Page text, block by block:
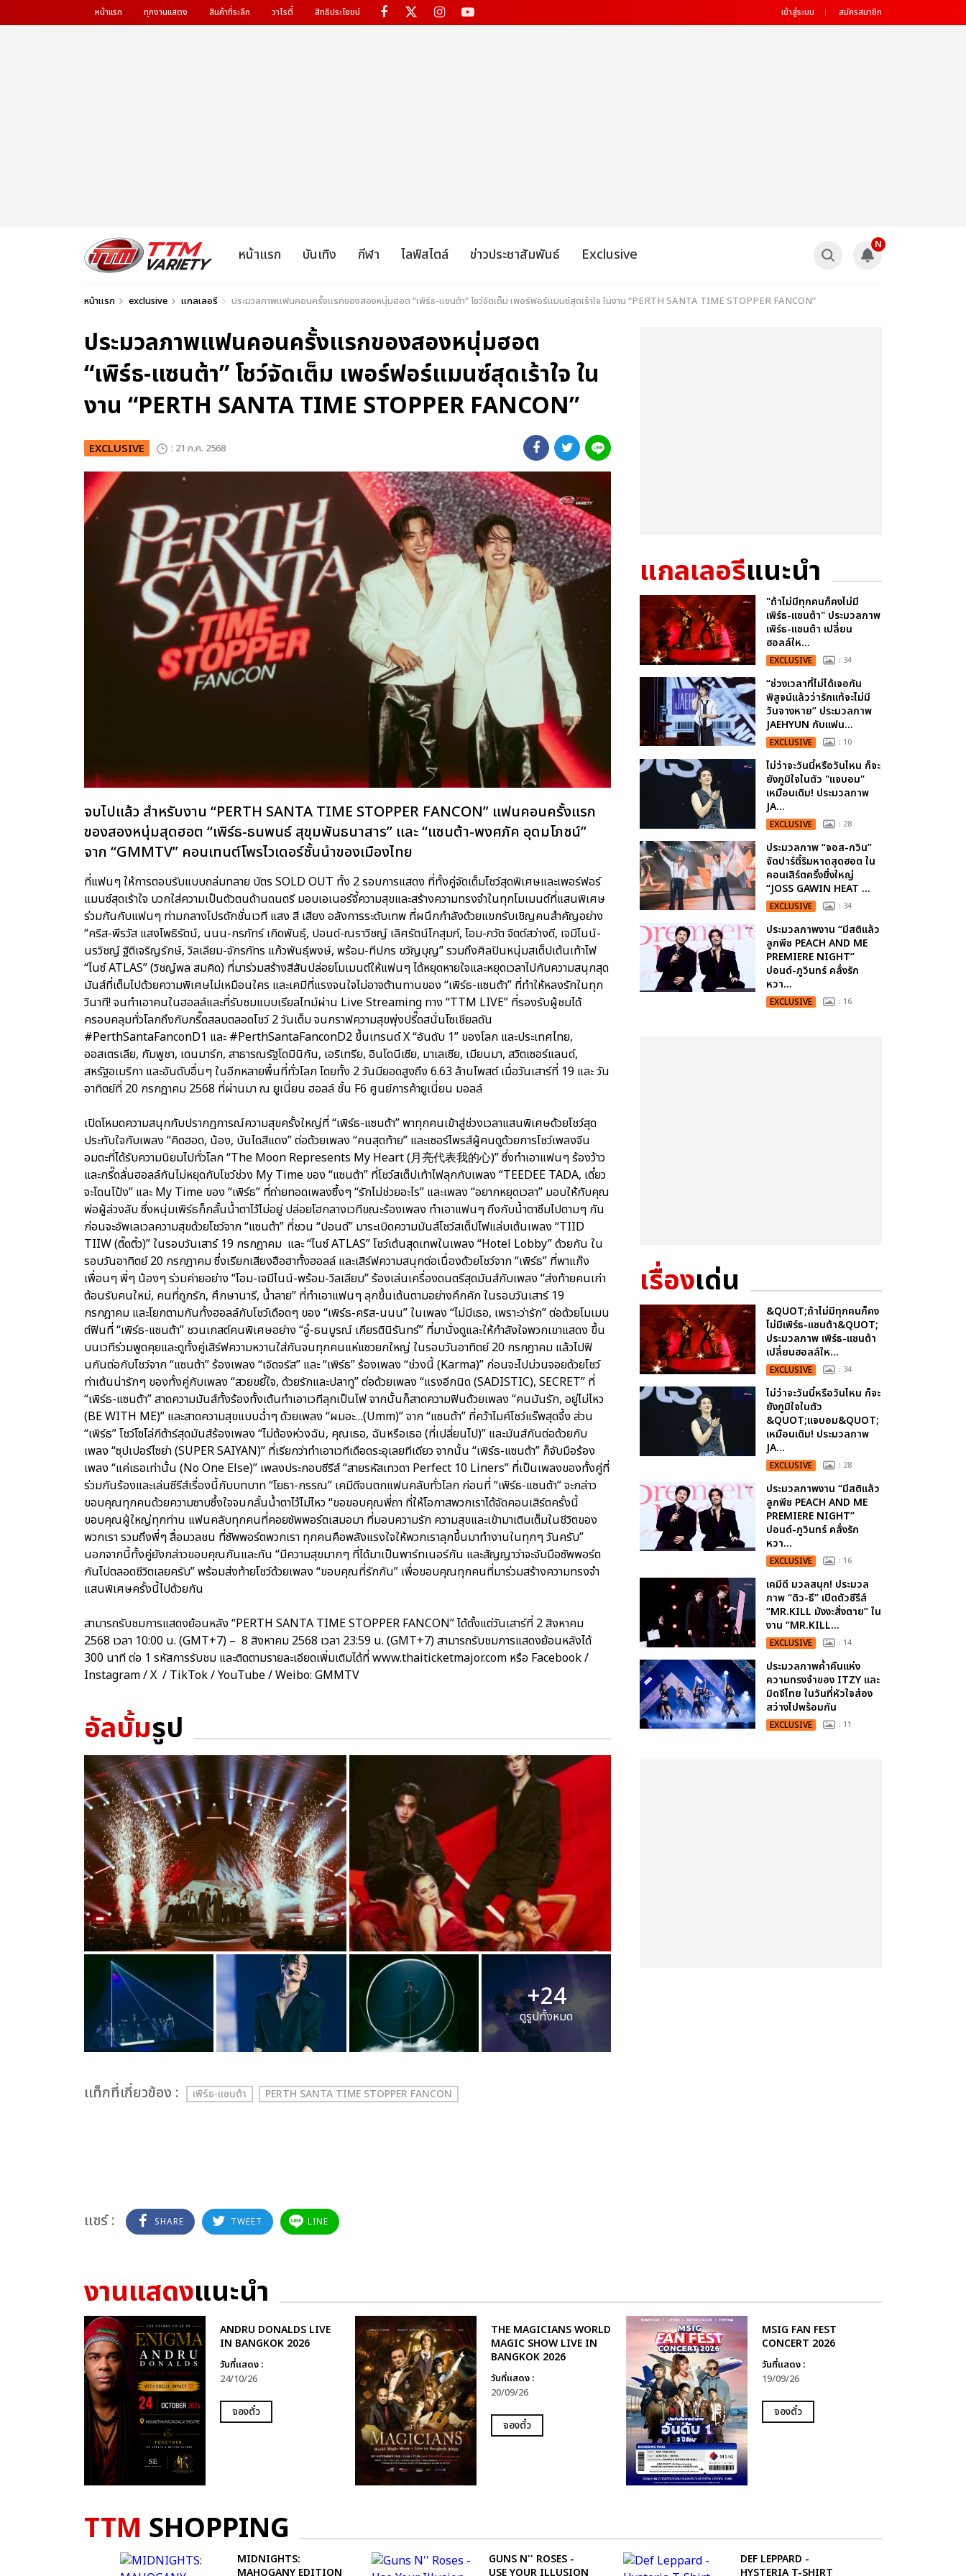
หน้าแรก ทุกงานแสดง สินค้าที่ระลึก วาไรตี้ สิทธิประโยชน์ เข้าสู่ระบบ สมัครสมาชิก
หน้าแรก บันเทิง กีฬา ไลฟ์สไตล์ ข่าวประชาสัมพันธ์ Exclusive
N
หน้าแรก exclusive แกลเลอรี ประมวลภาพแฟนคอนครั้งแรกของสองหนุ่มฮอต “เพิร์ธ-แซนต้า” โชว์จัดเต็ม เพอร์ฟอร์แมนซ์สุดเร้าใจ ในงาน “PERTH SANTA TIME STOPPER FANCON”
ประมวลภาพแฟนคอนครั้งแรกของสองหนุ่มฮอต
“เพิร์ธ-แซนต้า” โชว์จัดเต็ม เพอร์ฟอร์แมนซ์สุดเร้าใจ ใน
งาน “PERTH SANTA TIME STOPPER FANCON”
EXCLUSIVE : 21 ก.ค. 2568
จบไปแล้ว สำหรับงาน “PERTH SANTA TIME STOPPER FANCON” แฟนคอนครั้งแรก
ของสองหนุ่มสุดฮอต “เพิร์ธ-ธนพนธ์ สุขุมพันธนาสาร” และ “แซนต้า-พงศภัค อุดมโภชน์”
จาก “GMMTV” คอนเทนต์โพรไวเดอร์ชั้นนำของเมืองไทย
ที่แฟนๆ ให้การตอบรับแบบถล่มทลาย บัตร SOLD OUT ทั้ง 2 รอบการแสดง ที่ทั้งคู่จัดเต็มโชว์สุดพิเศษและเพอร์ฟอร์
แมนซ์สุดเร้าใจ บวกใส่ความเป็นตัวตนด้านดนตรี มอบเอเนอร์จี้ความสุขและสร้างความทรงจำในทุกโมเมนต์ที่แสนพิเศษ
ร่วมกันกับแฟนๆ ท่ามกลางโปรดักชั่นเวที แสง สี เสียง อลังการระดับเทพ ที่ผนึกกำลังด้วยแขกรับเชิญคนสำคัญอย่าง
“คริส-พีรวัส แสงโพธิรัตน์, นนน-กรภัทร์ เกิดพันธุ์, ปอนด์-ณราวิชญ์ เลิศรัตน์โกสุมภ์, โอม-ภวัต จิตต์สว่างดี, เจมีไนน์-
นรวิชญ์ ฐิติเจริญรักษ์, วิลเลียม-จักรภัทร แก้วพันธุ์พงษ์, พร้อม-ทีปกร ขวัญบุญ” รวมถึงศิลปินหนุ่มสเต็ปเต้นเท้าไฟ
“ไนซ์ ATLAS” (วิชญ์พล สมคิด) ที่มาร่วมสร้างสีสันปล่อยโมเมนต์ให้แฟนๆ ได้หยุดหายใจและหยุดเวลาไปกับความสนุกสุด
มันส์ที่เต็มไปด้วยความพิเศษไม่เหมือนใคร และเคมีที่แรงจนใจไม่อาจต้านทานของ “เพิร์ธ-แซนต้า” ที่ทำให้หลงรักในทุก
วินาที! จนทำเอาคนในฮอลล์และที่รับชมแบบเรียลไทม์ผ่าน Live Streaming ทาง “TTM LIVE” ที่รองรับผู้ชมได้
ครอบคลุมทั่วโลกถึงกับกรี๊ดสลบตลอดโชว์ 2 วันเต็ม จนกราฟความสุขพุ่งปรี๊ดสนั่นโซเชียลดัน
#PerthSantaFanconD1 และ #PerthSantaFanconD2 ขึ้นเทรนด์ X “อันดับ 1” ของโลก และประเทศไทย,
ออสเตรเลีย, กัมพูชา, เดนมาร์ก, สาธารณรัฐโดมินิกัน, เอริเทรีย, อินโดนีเซีย, มาเลเซีย, เมียนมา, สวิตเซอร์แลนด์,
สหรัฐอเมริกา และอันดับอื่นๆ ในอีกหลายพื้นที่ทั่วโลก โดยทั้ง 2 วันมียอดสูงถึง 6.63 ล้านโพสต์ เมื่อวันเสาร์ที่ 19 และ วัน
อาทิตย์ที่ 20 กรกฎาคม 2568 ที่ผ่านมา ณ ยูเนี่ยน ฮอลล์ ชั้น F6 ศูนย์การค้ายูเนี่ยน มอลล์
เปิดโหมดความสนุกกับปรากฏการณ์ความสุขครั้งใหญ่ที่ “เพิร์ธ-แซนต้า” พาทุกคนเข้าสู่ช่วงเวลาแสนพิเศษด้วยโชว์สุด
ประทับใจกับเพลง “คิดฮอด, น้อง, บันไดสีแดง” ต่อด้วยเพลง “คนสุดท้าย” และเซอร์ไพรส์ผู้คนดูด้วยการโชว์เพลงจีน
อมตะที่ได้รับความนิยมไปทั่วโลก “The Moon Represents My Heart (月亮代表我的心)” ซึ่งทำเอาแฟนๆ ร้องว้าว
และกรี๊ดลั่นฮอลล์กันไม่หยุดกับโชว์ช่วง My Time ของ “แซนต้า” ที่โชว์สเต็ปเท้าไฟลุกกับเพลง “TEEDEE TADA, เดี๋ยว
จะโดนโป้ง” และ My Time ของ “เพิร์ธ” ที่ถ่ายทอดเพลงซึ้งๆ “รักไม่ช่วยอะไร” และเพลง “อยากหยุดเวลา” มอบให้กับคุณ
พ่อผู้ล่วงลับ ซึ่งหนุ่มเพิร์ธก็กลั้นน้ำตาไว้ไม่อยู่ ปล่อยโฮกลางเวทีขณะร้องเพลง ทำเอาแฟนๆ ถึงกับน้ำตาซึมไปตามๆ กัน
ก่อนจะอัพเลเวลความสุขด้วยโชว์จาก “แซนต้า” ที่ชวน “ปอนด์” มาระเบิดความมันส์โชว์สเต็ปไฟแล่บเต้นเพลง “TIID
TIIW (ติ๊ดติ้ว)” ในรอบวันเสาร์ 19 กรกฎาคม และ “ไนซ์ ATLAS” โชว์เต้นสุดเทพในเพลง “Hotel Lobby” ด้วยกัน ใน
รอบวันอาทิตย์ 20 กรกฎาคม ซึ่งเรียกเสียงฮือฮาทั้งฮอลล์ และเสิร์ฟความสนุกต่อเนื่องด้วยโชว์จาก “เพิร์ธ” ที่พาแก๊ง
เพื่อนๆ พี่ๆ น้องๆ ร่วมค่ายอย่าง “โอม-เจมีไนน์-พร้อม-วิลเลียม” ร้องเล่นเครื่องดนตรีสุดมันส์กับเพลง “ส่งท้ายคนเก่า
ต้อนรับคนใหม่, คนที่ถูกรัก, ศึกษานารี, น้ำลาย” ที่ทำเอาแฟนๆ ลุกขึ้นเต้นตามอย่างคึกคัก ในรอบวันเสาร์ 19
กรกฎาคม และโยกตามกันทั้งฮอลล์กับโชว์เดือดๆ ของ “เพิร์ธ-คริส-นนน” ในเพลง “ไม่มีเธอ, เพราะว่ารัก” ต่อด้วยโมเมน
ต์ฟินที่ “เพิร์ธ-แซนต้า” ชวนเกสต์คนพิเศษอย่าง “อู๋-ธนบูรณ์ เกียรตินิรันทร์” ที่มานั่งดูและให้กำลังใจพวกเขาแสดง ขึ้น
บนเวทีร่วมพูดคุยและดูทั้งคู่เสิร์ฟความหวานใส่กันจนทุกคนแห่แซวยกใหญ่ ในรอบวันอาทิตย์ 20 กรกฎาคม แล้วไปฟิ
นกันต่อกับโชว์จาก “แซนต้า” ร้องเพลง “เจิดจรัส” และ “เพิร์ธ” ร้องเพลง “ช่วงนี้ (Karma)” ก่อนจะไปม่วนจอยด้วยโชว์
ท่าเต้นน่ารักๆ ของทั้งคู่กับเพลง “สวยขยี้ใจ, ด้วยรักและปลาทู” ต่อด้วยเพลง “แรงอีกนิด (SADISTIC), SECRET” ที่
“เพิร์ธ-แซนต้า” สาดความมันส์ทั้งร้องทั้งเต้นทำเอาเวทีลุกเป็นไฟ จากนั้นก็สาดความฟินด้วยเพลง “คนมันรัก, อยู่ไม่ไหว
(BE WITH ME)” และสาดความสุขแบบฉ่ำๆ ด้วยเพลง “ผมอะ…(Umm)” จาก “แซนต้า” ที่คว้าไมค์โชว์แร๊พสุดจึ้ง ส่วน
“เพิร์ธ” โชว์โซโล่กีต้าร์สุดมันส์ร้องเพลง “ไม่ต้องห่วงฉัน, คุณเธอ, ฉันหรือเธอ (ที่เปลี่ยนไป)” และมันส์กันต่อด้วยกับ
เพลง “ซุปเปอร์ไซย่า (SUPER SAIYAN)” ที่เรียกว่าทำเอาเวทีเดือดระอุเลยทีเดียว จากนั้น “เพิร์ธ-แซนต้า” ก็จับมือร้อง
เพลง “แค่เธอเท่านั้น (No One Else)” เพลงประกอบซีรีส์ “สายรหัสเทวดา Perfect 10 Liners” ที่เป็นเพลงของทั้งคู่ที่
ร่วมกันร้องและเล่นซีรีส์เรื่องนี้กับบทบาท “โยธา-กรรณ” เคมีดีจนตกแฟนคลับทั่วโลก ก่อนที่ “เพิร์ธ-แซนต้า” จะกล่าว
ขอบคุณทุกคนด้วยความซาบซึ้งใจจนกลั้นน้ำตาไว้ไม่ไหว “ขอขอบคุณพี่ถา ที่ให้โอกาสพวกเราได้จัดคอนเสิร์ตครั้งนี้
ขอบคุณผู้ใหญ่ทุกท่าน แฟนคลับทุกคนที่คอยซัพพอร์ตเสมอมา ที่มอบความรัก ความสุขและเข้ามาเติมเต็มในชีวิตของ
พวกเรา รวมถึงพี่ๆ สื่อมวลชน ที่ซัพพอร์ตพวกเรา ทุกคนคือพลังแรงใจให้พวกเราลุกขึ้นมาทำงานในทุกๆ วันครับ”
นอกจากนี้ทั้งคู่ยังกล่าวขอบคุณกันและกัน “มีความสุขมากๆ ที่ได้มาเป็นพาร์ทเนอร์กัน และสัญญาว่าจะจับมือซัพพอร์ต
กันไปตลอดชีวิตเลยครับ” พร้อมส่งท้ายโชว์ด้วยเพลง “ขอบคุณที่รักกัน” เพื่อขอบคุณทุกคนที่มาร่วมสร้างความทรงจำ
แสนพิเศษครั้งนี้ไปด้วยกัน
สามารถรับชมการแสดงย้อนหลัง “PERTH SANTA TIME STOPPER FANCON” ได้ตั้งแต่วันเสาร์ที่ 2 สิงหาคม
2568 เวลา 10:00 น. (GMT+7) – 8 สิงหาคม 2568 เวลา 23:59 น. (GMT+7) สามารถรับชมการแสดงย้อนหลังได้
300 นาที ต่อ 1 รหัสการรับชม และติดตามรายละเอียดเพิ่มเติมได้ที่ www.thaiticketmajor.com หรือ Facebook /
Instagram / X / TikTok / YouTube / Weibo: GMMTV
อัลบั้มรูป
+24
ดูรูปทั้งหมด
เเท็กที่เกี่ยวข้อง : เพิร์ธ-แซนต้า PERTH SANTA TIME STOPPER FANCON
แชร์ : SHARE TWEET LINE
แกลเลอรีแนะนำ
"ถ้าไม่มีทุกคนก็คงไม่มี
เพิร์ธ-แซนต้า" ประมวลภาพ
เพิร์ธ-แซนต้า เปลี่ยน
ฮอลล์ให...
EXCLUSIVE : 34
“ช่วงเวลาที่ไม่ได้เจอกัน
พิสูจน์แล้วว่ารักแท้จะไม่มี
วันจางหาย” ประมวลภาพ
JAEHYUN กับแฟน...
EXCLUSIVE : 10
ไม่ว่าจะวันนี้หรือวันไหน ก็จะ
ยังภูมิใจในตัว "แจบอม"
เหมือนเดิม! ประมวลภาพ
JA...
EXCLUSIVE : 28
ประมวลภาพ “จอส-กวิน”
จัดปาร์ตี้ริมหาดสุดฮอต ใน
คอนเสิร์ตครั้งยิ่งใหญ่
“JOSS GAWIN HEAT ...
EXCLUSIVE : 34
ประมวลภาพงาน “มีสติแล้ว
ลูกพีช PEACH AND ME
PREMIERE NIGHT”
ปอนด์-ภูวินทร์ คลั่งรัก
หวา...
EXCLUSIVE : 16
เรื่องเด่น
&QUOT;ถ้าไม่มีทุกคนก็คง
ไม่มีเพิร์ธ-แซนต้า&QUOT;
ประมวลภาพ เพิร์ธ-แซนต้า
เปลี่ยนฮอลล์ให...
EXCLUSIVE : 34
ไม่ว่าจะวันนี้หรือวันไหน ก็จะ
ยังภูมิใจในตัว
&QUOT;แจบอม&QUOT;
เหมือนเดิม! ประมวลภาพ
JA...
EXCLUSIVE : 28
ประมวลภาพงาน “มีสติแล้ว
ลูกพีช PEACH AND ME
PREMIERE NIGHT”
ปอนด์-ภูวินทร์ คลั่งรัก
หวา...
EXCLUSIVE : 16
เคมีดี มวลสนุก! ประมวล
ภาพ “ดิว-ธี” เปิดตัวซีรีส์
“MR.KILL มังงะสั่งตาย” ใน
งาน “MR.KILL...
EXCLUSIVE : 14
ประมวลภาพค่ำคืนแห่ง
ความทรงจำของ ITZY และ
มิดจีไทย ในวันที่หัวใจส่อง
สว่างไปพร้อมกัน
EXCLUSIVE : 11
งานแสดงแนะนำ
ANDRU DONALDS LIVE
IN BANGKOK 2026
วันที่แสดง :
24/10/26
จองตั๋ว
THE MAGICIANS WORLD
MAGIC SHOW LIVE IN
BANGKOK 2026
วันที่แสดง :
20/09/26
จองตั๋ว
MSIG FAN FEST
CONCERT 2026
วันที่แสดง :
19/09/26
จองตั๋ว
TTM SHOPPING
MIDNIGHTS:
MAHOGANY EDITION
GUNS N'' ROSES -
USE YOUR ILLUSION
DEF LEPPARD -
HYSTERIA T-SHIRT